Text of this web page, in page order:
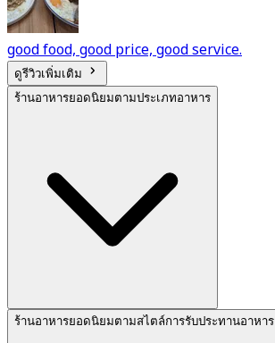
good food, good price, good service.
ดูรีวิวเพิ่มเติม
ร้านอาหารยอดนิยมตามประเภทอาหาร
ร้านอาหารยอดนิยมตามสไตล์การรับประทานอาหาร